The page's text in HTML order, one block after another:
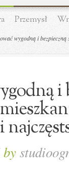
Przemysł
wygodną i
i
by